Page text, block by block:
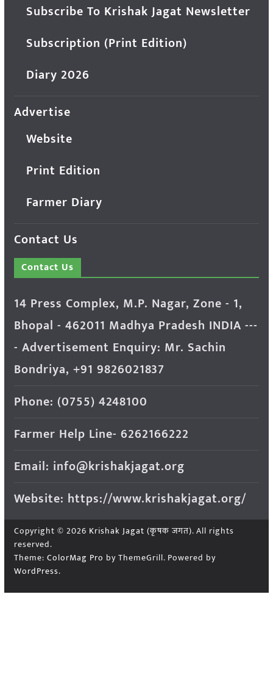
Subscribe To Krishak Jagat Newsletter
Subscription (Print Edition)
Diary 2026
Advertise
Website
Print Edition
Farmer Diary
Contact Us
Contact Us
14 Press Complex, M.P. Nagar, Zone - 1,
Bhopal - 462011 Madhya Pradesh INDIA ---
- Advertisement Enquiry: Mr. Sachin
Bondriya, +91 9826021837
Phone: (0755) 4248100
Farmer Help Line- 6262166222
Email: info@krishakjagat.org
Website: https://www.krishakjagat.org/
Copyright © 2026 Krishak Jagat (कृषक जगत). All rights
reserved.
Theme: ColorMag Pro by ThemeGrill. Powered by
WordPress.